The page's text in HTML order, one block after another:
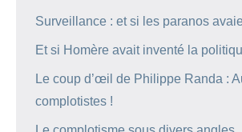
Surveillance : et si les paranos
Et si Homère avait inventé la
Le coup d’œil de Philippe Randa :
complotistes !